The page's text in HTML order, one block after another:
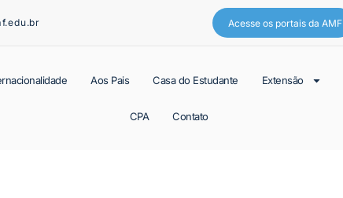
Acesse os portais da AMF
Aos Pais Casa do Estudante Extensão
CPA Contato